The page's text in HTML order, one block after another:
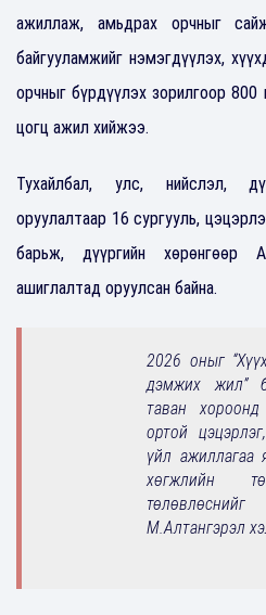
ажиллаж, амьдрах орчныг
байгууламжийг нэмэгдүүлэх,
орчныг бүрдүүлэх зорилгоор 800
цогц ажил хийжээ.
Тухайлбал, улс, нийслэл,
оруулалтаар 16 сургууль,
барьж, дүүргийн хөрөнгөөр
ашиглалтад оруулсан байна.
2026 оныг
дэмжих жил”
таван
ортой
үйл ажиллагаа
хөгжлийн
М.Алтангэрэл